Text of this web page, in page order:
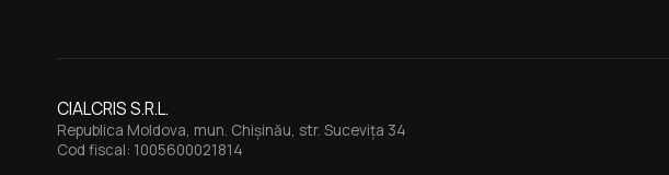
CIALCRIS S.R.L.
Republica Moldova, mun. Chișinău, str. Sucevița 34
Cod fiscal: 1005600021814